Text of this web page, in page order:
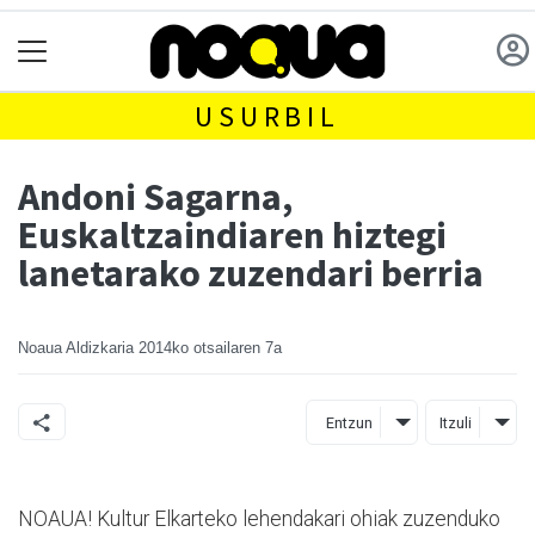
USURBIL
Andoni Sagarna,
Euskaltzaindiaren hiztegi
lanetarako zuzendari berria
Noaua Aldizkaria 2014ko otsailaren 7a
Entzun Itzuli
NOAUA! Kultur Elkarteko lehendakari ohiak zuzenduko